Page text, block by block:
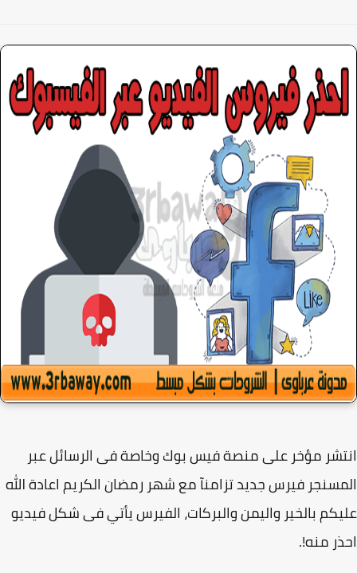
مؤخر على منصة فيس بوك وخاصة فى الرسائل عبر
فيرس جديد تزامنآ مع شهر رمضان الكريم اعادة الله
بالخير واليمن والبركات، الفيرس يأتي فى شكل فيديو
منه!.